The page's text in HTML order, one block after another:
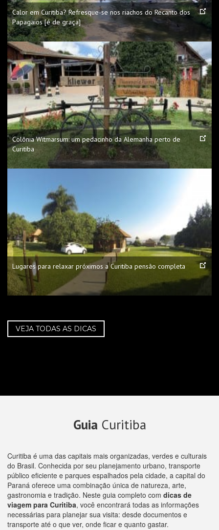
Calor em Curitiba? Refresque-se nos riachos do Recanto dos
Papagaios [é de graça]
Colônia Witmarsum: um pedacinho da Alemanha perto de
Curitiba
Lugares para relaxar próximos a Curitiba pensão completa
VEJA TODAS AS DICAS
Guia Curitiba
Curitiba é uma das capitais mais organizadas, verdes e culturais
do Brasil. Conhecida por seu planejamento urbano, transporte
público eficiente e parques espalhados pela cidade, a capital do
Paraná oferece uma combinação única de natureza, arte,
gastronomia e tradição. Neste guia completo com dicas de
viagem para Curitiba, você encontrará todas as informações
necessárias para planejar sua visita: desde documentos e
transporte até o que ver, onde ficar e quanto gastar.